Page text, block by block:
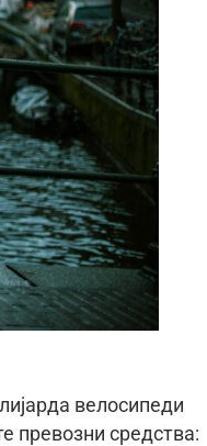
велосипеди
превозни средства: